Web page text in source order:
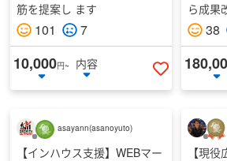
筋を提案し ます
101 7
10,000円~
内容
いいねする
ら成果
38
asayann(asanoyuto)
【インハウス支援】WEBマー
【現